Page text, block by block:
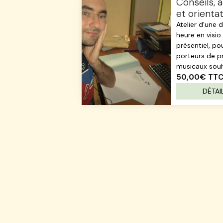
et
projet
Atelier d'une
heure en visio
présentiel,
porteurs de
musicaux
50,00€ TTC